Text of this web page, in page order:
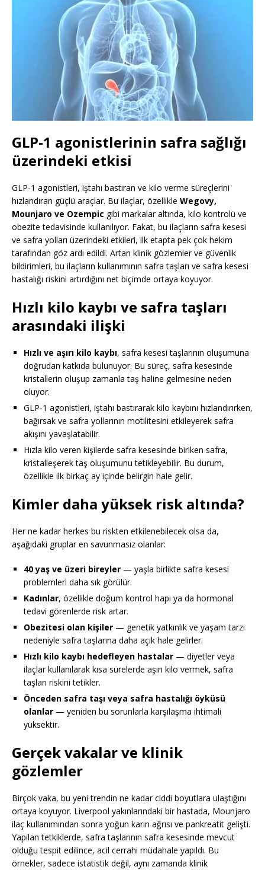
GLP-1 agonistlerinin safra sağlığı
üzerindeki etkisi
GLP-1 agonistleri, iştahı bastıran ve kilo verme süreçlerini
hızlandıran güçlü araçlar. Bu ilaçlar, özellikle Wegovy,
Mounjaro ve Ozempic gibi markalar altında, kilo kontrolü ve
obezite tedavisinde kullanılıyor. Fakat, bu ilaçların safra kesesi
ve safra yolları üzerindeki etkileri, ilk etapta pek çok hekim
tarafından göz ardı edildi. Artan klinik gözlemler ve güvenlik
bildirimleri, bu ilaçların kullanımının safra taşları ve safra kesesi
hastalığı riskini artırdığını net biçimde ortaya koyuyor.
Hızlı kilo kaybı ve safra taşları
arasındaki ilişki
Hızlı ve aşırı kilo kaybı, safra kesesi taşlarının oluşumuna
doğrudan katkıda bulunuyor. Bu süreç, safra kesesinde
kristallerin oluşup zamanla taş haline gelmesine neden
oluyor.
GLP-1 agonistleri, iştahı bastırarak kilo kaybını hızlandırırken,
bağırsak ve safra yollarının motilitesini etkileyerek safra
akışını yavaşlatabilir.
Hızla kilo veren kişilerde safra kesesinde biriken safra,
kristalleşerek taş oluşumunu tetikleyebilir. Bu durum,
özellikle ilk birkaç ay içinde belirgin hale gelir.
Kimler daha yüksek risk altında?
Her ne kadar herkes bu riskten etkilenebilecek olsa da,
aşağıdaki gruplar en savunmasız olanlar:
40 yaş ve üzeri bireyler — yaşla birlikte safra kesesi
problemleri daha sık görülür.
Kadınlar, özellikle doğum kontrol hapı ya da hormonal
tedavi görenlerde risk artar.
Obezitesi olan kişiler — genetik yatkınlık ve yaşam tarzı
nedeniyle safra taşlarına daha açık hale gelirler.
Hızlı kilo kaybı hedefleyen hastalar — diyetler veya
ilaçlar kullanılarak kısa sürelerde aşırı kilo vermek, safra
taşları riskini tetikler.
Önceden safra taşı veya safra hastalığı öyküsü
olanlar — yeniden bu sorunlarla karşılaşma ihtimali
yüksektir.
Gerçek vakalar ve klinik
gözlemler
Birçok vaka, bu yeni trendin ne kadar ciddi boyutlara ulaştığını
ortaya koyuyor. Liverpool yakınlarındaki bir hastada, Mounjaro
ilaç kullanımından sonra yoğun karın ağrısı ve pankreatit gelişti.
Yapılan tetkiklerde, safra taşlarının safra kesesinde mevcut
olduğu tespit edilince, acil cerrahi müdahale yapıldı. Bu
örnekler, sadece istatistik değil, aynı zamanda klinik